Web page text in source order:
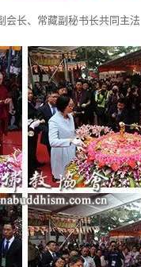
会长、常藏副秘书长共同主法